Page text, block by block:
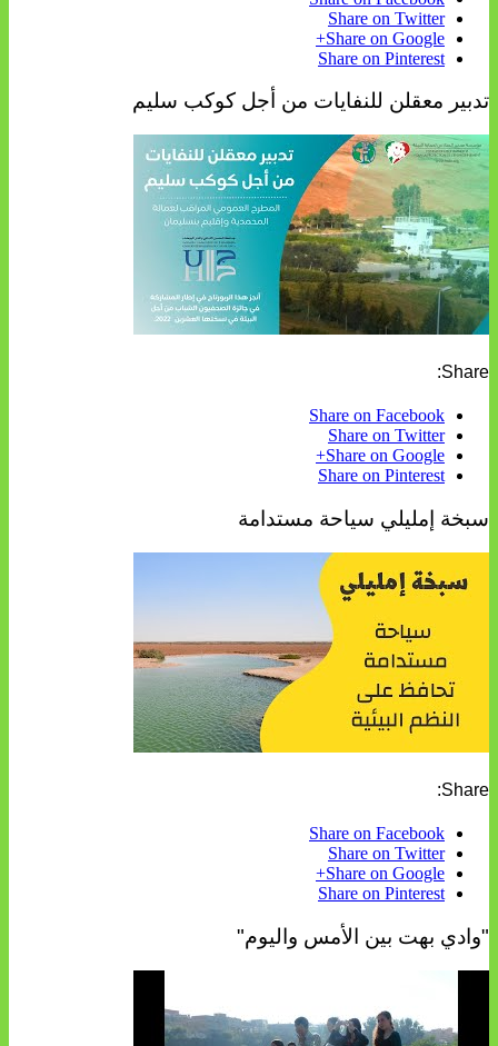
Share on Twitter
Share on Google+
Share on Pinterest
تدبير معقلن للنفايات من أجل كوكب سليم
Share:
Share on Facebook
Share on Twitter
Share on Google+
Share on Pinterest
سبخة إمليلي سياحة مستدامة
Share:
Share on Facebook
Share on Twitter
Share on Google+
Share on Pinterest
"وادي بهت بين الأمس واليوم"